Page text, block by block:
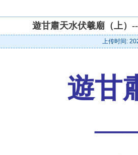
遊甘肅天水伏羲廟（上）
上传时间:
遊甘
——